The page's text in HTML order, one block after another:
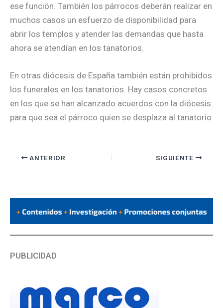
ese función. También los párrocos deberán realizar en
muchos casos un esfuerzo de disponibilidad para
abrir los templos y atender las demandas que hasta
ahora se atendían en los tanatorios.
En otras diócesis de España también están prohibidos
los funerales en los tanatorios. Hay casos concretos
en los que se han alcanzado acuerdos con la diócesis
para que sea el párroco quien se desplaza al tanatorio
ANTERIOR SIGUIENTE
PUBLICIDAD